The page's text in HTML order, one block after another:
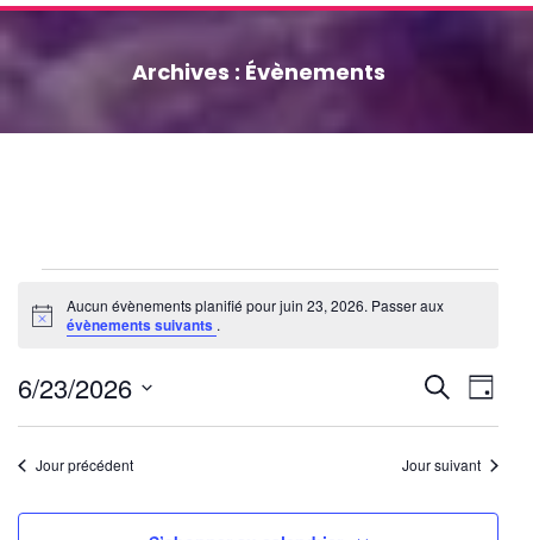
Archives : Évènements
for
23,
2026
Notice
Aucun évènements planifié pour juin 23, 2026. Passer aux
évènements suivants .
et
Recherche
de
Jour
6/23/2026
Sélectionnez
uneJour précédent Jour suivant